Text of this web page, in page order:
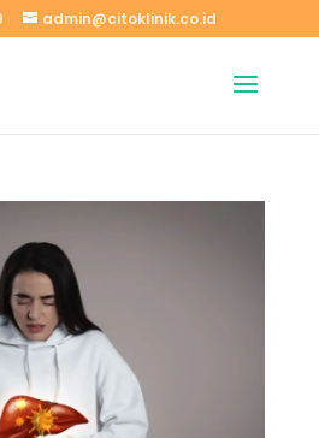
admin@citoklinik.co.id